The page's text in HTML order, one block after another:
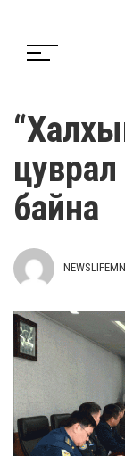
цуврал
байна
NEWSLIFEMN